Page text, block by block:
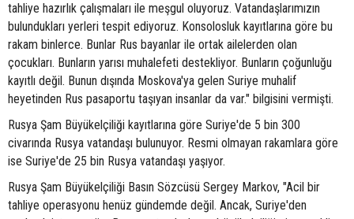
tahliye hazırlık çalışmaları ile meşgul oluyoruz. Vatandaşlarımızın
bulundukları yerleri tespit ediyoruz. Konsolosluk kayıtlarına göre bu
rakam binlerce. Bunlar Rus bayanlar ile ortak ailelerden olan
çocukları. Bunların yarısı muhalefeti destekliyor. Bunların çoğunluğu
kayıtlı değil. Bunun dışında Moskova'ya gelen Suriye muhalif
heyetinden Rus pasaportu taşıyan insanlar da var." bilgisini vermişti.
Rusya Şam Büyükelçiliği kayıtlarına göre Suriye'de 5 bin 300
civarında Rusya vatandaşı bulunuyor. Resmi olmayan rakamlara göre
ise Suriye'de 25 bin Rusya vatandaşı yaşıyor.
Rusya Şam Büyükelçiliği Basın Sözcüsü Sergey Markov, "Acil bir
tahliye operasyonu henüz gündemde değil. Ancak, Suriye'den